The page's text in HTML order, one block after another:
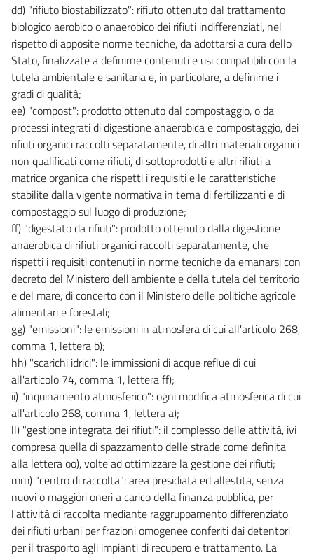
86
87
88
89
90
TITOLO III
TUTELA DEI CORPI IDRICI E DISCIPLINA DEGLI SCARICHI
CAPO I
AREE RICHIEDENTI SPECIFICHE MISURE DI PREVENZIONE
DALL'INQUINAMENTO E DI RISANAMENTO
91
92
93
94
CAPO II
TUTELA QUANTITATIVA DELLA RISORSA E RISPARMIO IDRICO
95
96
97
98
99
CAPO III
TUTELA QUALITATIVA DELLA RISORSA: DISCIPLINA DEGLI SCARICHI
100
101
102
103
104
105
dd) "rifiuto biostabilizzato": rifiuto ottenuto dal trattamento
biologico aerobico o anaerobico dei rifiuti indifferenziati, nel
rispetto di apposite norme tecniche, da adottarsi a cura dello
Stato, finalizzate a definirne contenuti e usi compatibili con la
tutela ambientale e sanitaria e, in particolare, a definirne i
gradi di qualità;
ee) "compost": prodotto ottenuto dal compostaggio, o da
processi integrati di digestione anaerobica e compostaggio, dei
rifiuti organici raccolti separatamente, di altri materiali organici
non qualificati come rifiuti, di sottoprodotti e altri rifiuti a
matrice organica che rispetti i requisiti e le caratteristiche
stabilite dalla vigente normativa in tema di fertilizzanti e di
compostaggio sul luogo di produzione;
ff) "digestato da rifiuti": prodotto ottenuto dalla digestione
anaerobica di rifiuti organici raccolti separatamente, che
rispetti i requisiti contenuti in norme tecniche da emanarsi con
decreto del Ministero dell'ambiente e della tutela del territorio
e del mare, di concerto con il Ministero delle politiche agricole
alimentari e forestali;
gg) "emissioni": le emissioni in atmosfera di cui all'articolo 268,
comma 1, lettera b);
hh) "scarichi idrici": le immissioni di acque reflue di cui
all'articolo 74, comma 1, lettera ff);
ii) "inquinamento atmosferico": ogni modifica atmosferica di cui
all'articolo 268, comma 1, lettera a);
ll) "gestione integrata dei rifiuti": il complesso delle attività, ivi
compresa quella di spazzamento delle strade come definita
alla lettera oo), volte ad ottimizzare la gestione dei rifiuti;
mm) "centro di raccolta": area presidiata ed allestita, senza
nuovi o maggiori oneri a carico della finanza pubblica, per
l'attività di raccolta mediante raggruppamento differenziato
dei rifiuti urbani per frazioni omogenee conferiti dai detentori
per il trasporto agli impianti di recupero e trattamento. La